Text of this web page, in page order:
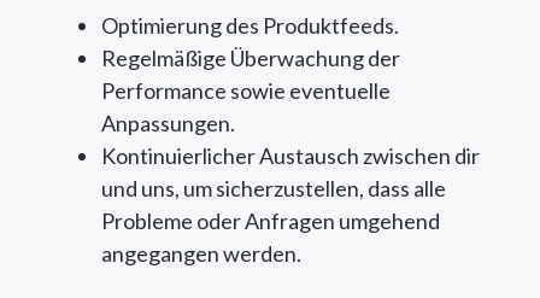
Optimierung des Produktfeeds.
Regelmäßige Überwachung der
Performance sowie eventuelle
Anpassungen.
Kontinuierlicher Austausch zwischen dir
und uns, um sicherzustellen, dass alle
Probleme oder Anfragen umgehend
angegangen werden.